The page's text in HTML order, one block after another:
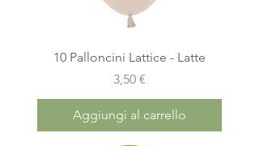
10 Palloncini Lattice - Latte
Prezzo
3,50 €
Aggiungi al carrello